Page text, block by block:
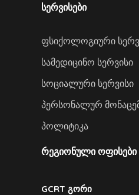
სერვისები
ფსიქოლოგიური
სამედიცინო სერვისი
სოციალური სერვისი
პერსონალურ
პოლიტიკა
ᲠᲔᲒᲘᲝᲜᲣᲚᲘ ᲝᲤᲘᲡᲔᲑᲘ
GCRT გორი